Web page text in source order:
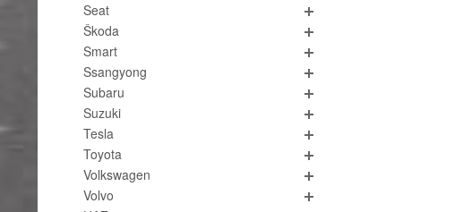
Seat
Škoda
Smart
Ssangyong
Subaru
Suzuki
Tesla
Toyota
Volkswagen
Volvo